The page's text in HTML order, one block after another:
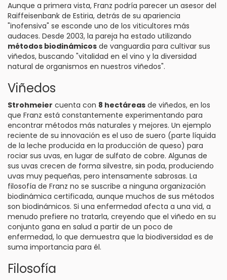
Aunque a primera vista, Franz podría parecer un asesor del
Raiffeisenbank de Estiria, detrás de su apariencia
"inofensiva" se esconde uno de los viticultores más
audaces. Desde 2003, la pareja ha estado utilizando
métodos biodinámicos de vanguardia para cultivar sus
viñedos, buscando "vitalidad en el vino y la diversidad
natural de organismos en nuestros viñedos".
Viñedos
Strohmeier cuenta con 8 hectáreas de viñedos, en los
que Franz está constantemente experimentando para
encontrar métodos más naturales y mejores. Un ejemplo
reciente de su innovación es el uso de suero (parte líquida
de la leche producida en la producción de queso) para
rociar sus uvas, en lugar de sulfato de cobre. Algunas de
sus uvas crecen de forma silvestre, sin poda, produciendo
uvas muy pequeñas, pero intensamente sabrosas. La
filosofía de Franz no se suscribe a ninguna organización
biodinámica certificada, aunque muchos de sus métodos
son biodinámicos. Si una enfermedad afecta a una vid, a
menudo prefiere no tratarla, creyendo que el viñedo en su
conjunto gana en salud a partir de un poco de
enfermedad, lo que demuestra que la biodiversidad es de
suma importancia para él.
Filosofía